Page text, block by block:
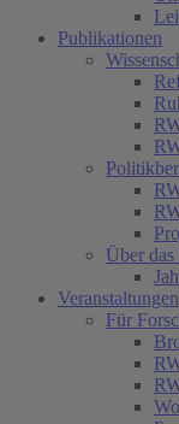
Publikationen
Über
Veranstaltungen
Für